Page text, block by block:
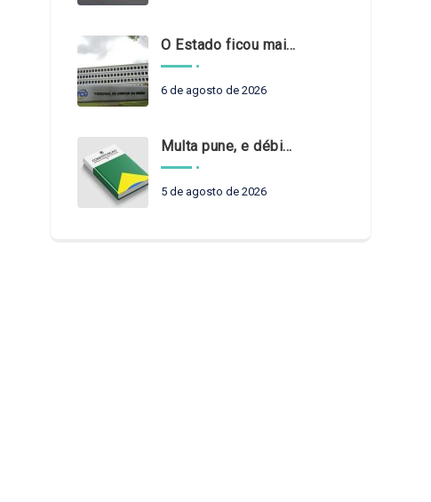
O Estado ficou mais complexo. O controle precisa acompanhar
6 de agosto de 2026
Multa pune, e débito recompõe. § 3º do art. 71 da Constituição: um problema de legística formal
5 de agosto de 2026